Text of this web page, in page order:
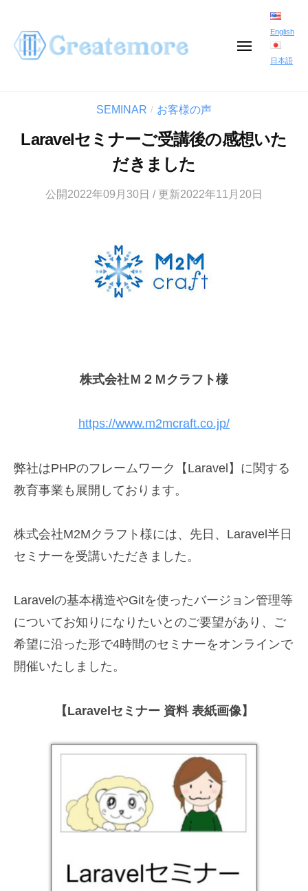
メ
English
日本語
SEMINAR / お客様の声
Laravelセミナーご受講後の感想いた
だきました
公開2022年09月30日 / 更新2022年11月20日
株式会社Ｍ２Ｍクラフト様
https://www.m2mcraft.co.jp/
弊社はPHPのフレームワーク【Laravel】に関する
教育事業も展開しております。
株式会社M2Mクラフト様には、先日、Laravel半日
セミナーを受講いただきました。
Laravelの基本構造やGitを使ったバージョン管理等
についてお知りになりたいとのご要望があり、ご
希望に沿った形で4時間のセミナーをオンラインで
開催いたしました。
【Laravelセミナー 資料 表紙画像】